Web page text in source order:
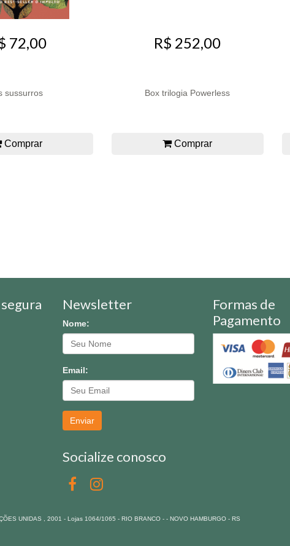
72,00
sussurros
Comprar
R$ 252,00
Box trilogia Powerless
Comprar
Newsletter
Nome:
Email:
Enviar
Socialize conosco
Formas de
Pagamento
UNIDAS , 2001 - Lojas 1064/1065 - RIO BRANCO - - NOVO HAMBURGO - RS